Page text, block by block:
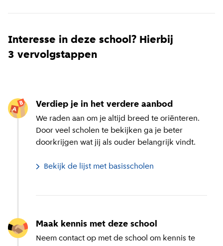
Interesse in deze school? Hierbij
3 vervolgstappen
Verdiep je in het verdere aanbod
We raden aan om je altijd breed te oriënteren.
Door veel scholen te bekijken ga je beter
doorkrijgen wat jij als ouder belangrijk vindt.
Bekijk de lijst met basisscholen
Maak kennis met deze school
Neem contact op met de school om kennis te